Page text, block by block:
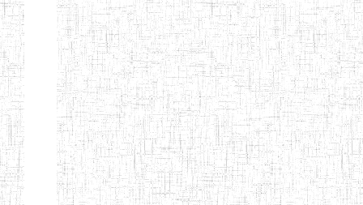
SAINT
ANDREW'S BTTC
28/12/2007 ENIEG
MODEL
INCLUSIVE
BILINGUAL
TEACHER
TRAINING
08/09/2015 ENIEG